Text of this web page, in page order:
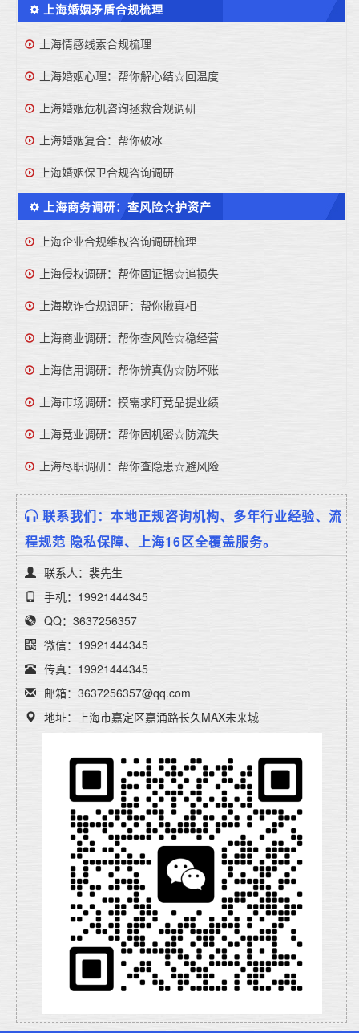
上海婚姻矛盾合规梳理
上海情感线索合规梳理
上海婚姻心理：帮你解心结☆回温度
上海婚姻危机咨询拯救合规调研
上海婚姻复合：帮你破冰
上海婚姻保卫合规咨询调研
上海商务调研：查风险☆护资产
上海企业合规维权咨询调研梳理
上海侵权调研：帮你固证据☆追损失
上海欺诈合规调研：帮你揪真相
上海商业调研：帮你查风险☆稳经营
上海信用调研：帮你辨真伪☆防坏账
上海市场调研：摸需求盯竞品提业绩
上海竞业调研：帮你固机密☆防流失
上海尽职调研：帮你查隐患☆避风险
联系我们：本地正规咨询机构、多年行业经验、流
程规范 隐私保障、上海16区全覆盖服务。
联系人：裴先生
手机：19921444345
QQ：3637256357
微信：19921444345
传真：19921444345
邮箱：3637256357@qq.com
地址：上海市嘉定区嘉涌路长久MAX未来城